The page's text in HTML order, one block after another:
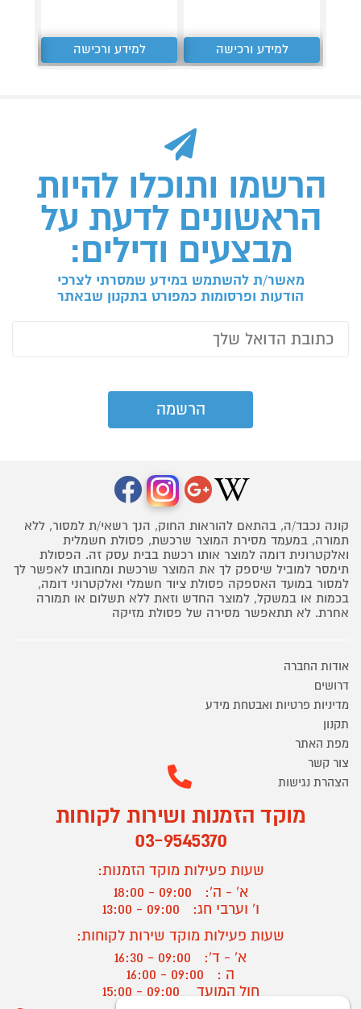
למידע ורכישה למידע ורכישה
הרשמו ותוכלו להיות
הראשונים לדעת על
מבצעים ודילים:
מאשר/ת להשתמש במידע שמסרתי לצרכי
הודעות ופרסומות כמפורט בתקנון שבאתר
קונה נכבד/ה, בהתאם להוראות החוק, הנך רשאי/ת למסור, ללא
תמורה, במעמד מסירת המוצר שרכשת, פסולת חשמלית
ואלקטרונית דומה למוצר אותו רכשת בבית עסק זה. הפסולת
תימסר למוביל שיספק לך את המוצר שרכשת ומחובתו לאפשר לך
למסור במועד האספקה פסולת ציוד חשמלי ואלקטרוני דומה,
בכמות או במשקל, למוצר החדש וזאת ללא תשלום או תמורה
אחרת. לא תתאפשר מסירה של פסולת מזיקה
אודות החברה
דרושים
מדיניות פרטיות ואבטחת מידע
תקנון
מפת האתר
צור קשר
הצהרת נגישות
מוקד הזמנות ושירות לקוחות
03-9545370
שעות פעילות מוקד הזמנות:
א' - ה':
09:00 - 18:00
ו' וערבי חג:
09:00 - 13:00
שעות פעילות מוקד שירות לקוחות:
א' - ד':
09:00 - 16:30
ה :
09:00 - 16:00
חול המועד